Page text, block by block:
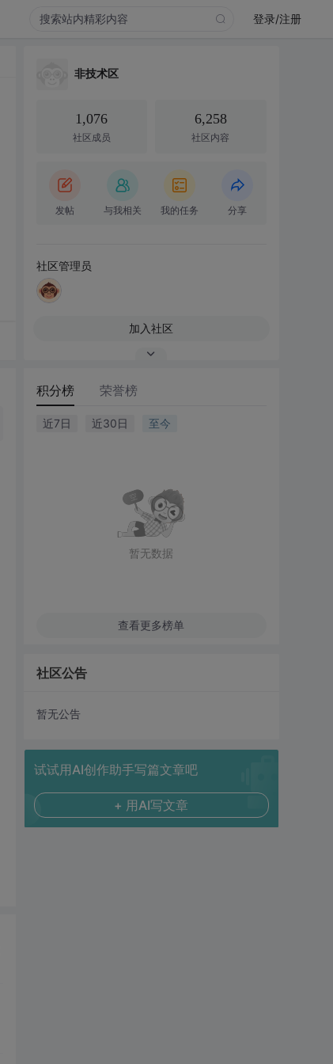
登录/注册
非技术区
1,076
社区成员
6,258
社区内容
发帖 与我相关 我的任务 分享
社区管理员
加入社区
积分榜 荣誉榜
近7日 近30日 至今
暂无数据
查看更多榜单
社区公告
暂无公告
试试用AI创作助手写篇文章吧
+ 用AI写文章